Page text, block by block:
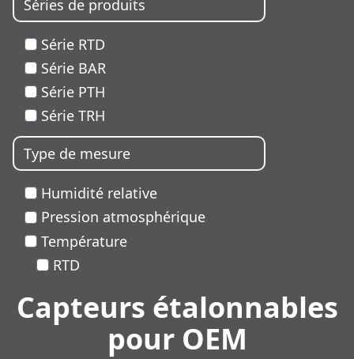
Séries de produits
Série RTD
Série BAR
Série PTH
Série TRH
Type de mesure
Humidité relative
Pression atmosphérique
Température
RTD
Capteurs étalonnables
pour OEM